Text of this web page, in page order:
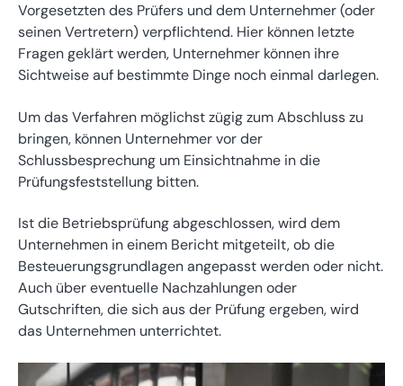
Vorgesetzten des Prüfers und dem Unternehmer (oder
seinen Vertretern) verpflichtend. Hier können letzte
Fragen geklärt werden, Unternehmer können ihre
Sichtweise auf bestimmte Dinge noch einmal darlegen.
Um das Verfahren möglichst zügig zum Abschluss zu
bringen, können Unternehmer vor der
Schlussbesprechung um Einsichtnahme in die
Prüfungsfeststellung bitten.
Ist die Betriebsprüfung abgeschlossen, wird dem
Unternehmen in einem Bericht mitgeteilt, ob die
Besteuerungsgrundlagen angepasst werden oder nicht.
Auch über eventuelle Nachzahlungen oder
Gutschriften, die sich aus der Prüfung ergeben, wird
das Unternehmen unterrichtet.